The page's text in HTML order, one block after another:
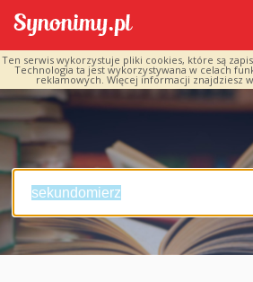
Ten serwis wykorzystuje pliki cookies, które są
Technologia ta jest wykorzystywana w celach
reklamowych. Więcej informacji znajdziesz w